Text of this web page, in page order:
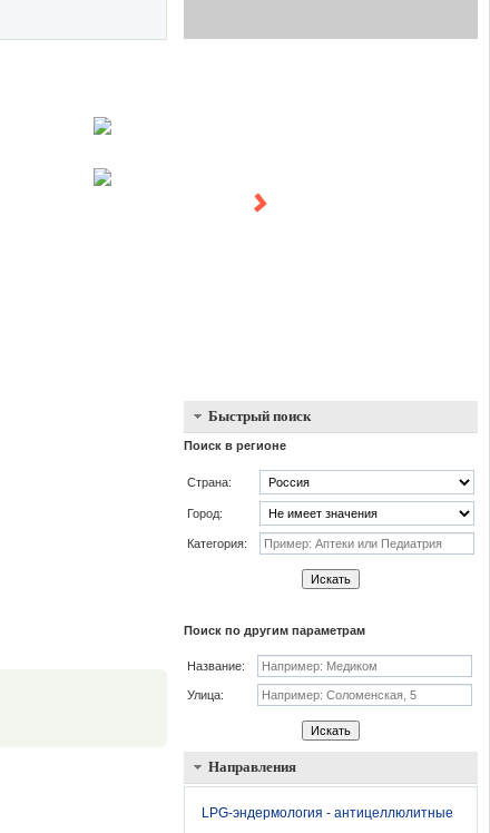
Быстрый поиск
Поиск в регионе
Страна:
Город:
Категория:
Искать
Поиск по другим параметрам
Название:
Улица:
Искать
Направления
LPG-эндермология - антицеллюлитные